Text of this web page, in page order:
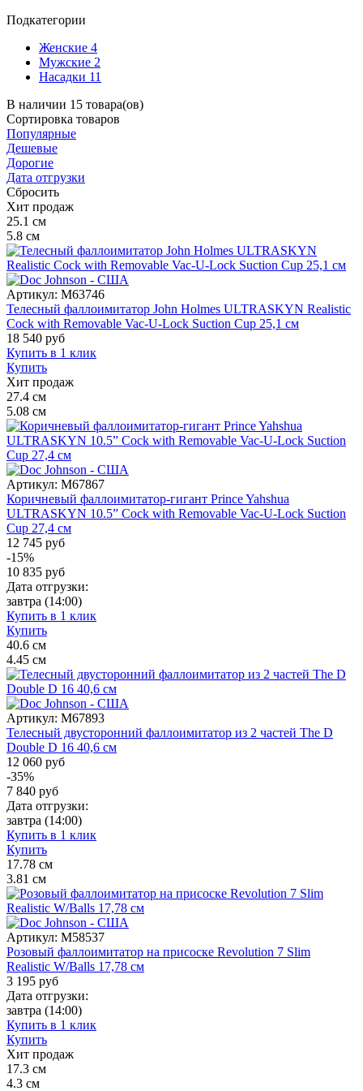
Подкатегории
Женские 4
Мужские 2
Насадки 11
В наличии 15 товара(ов)
Сортировка товаров
Популярные
Дешевые
Дорогие
Дата отгрузки
Сбросить
Хит продаж
25.1 см
5.8 см
Артикул: M63746
Телесный фаллоимитатор John Holmes ULTRASKYN Realistic
Cock with Removable Vac-U-Lock Suction Cup 25,1 см
18 540 руб
Купить в 1 клик
Купить
Хит продаж
27.4 см
5.08 см
Артикул: M67867
Коричневый фаллоимитатор-гигант Prince Yahshua
ULTRASKYN 10.5” Cock with Removable Vac-U-Lock Suction
Cup 27,4 см
12 745 руб
-15%
10 835 руб
Дата отгрузки:
завтра (14:00)
Купить в 1 клик
Купить
40.6 см
4.45 см
Артикул: M67893
Телесный двусторонний фаллоимитатор из 2 частей The D
Double D 16 40,6 см
12 060 руб
-35%
7 840 руб
Дата отгрузки:
завтра (14:00)
Купить в 1 клик
Купить
17.78 см
3.81 см
Артикул: M58537
Розовый фаллоимитатор на присоске Revolution 7 Slim
Realistic W/Balls 17,78 см
3 195 руб
Дата отгрузки:
завтра (14:00)
Купить в 1 клик
Купить
Хит продаж
17.3 см
4.3 см